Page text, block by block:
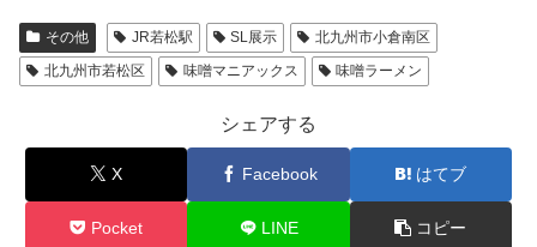
その他 JR若松駅 SL展示
北九州市小倉南区
北九州市若松区
味噌マニアックス 味噌ラーメン
シェアする
X Facebook はてブ
Pocket LINE コピー